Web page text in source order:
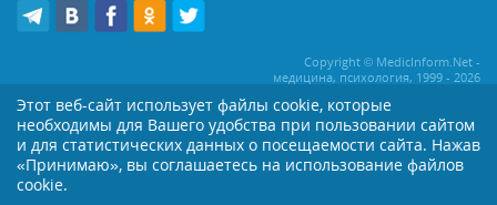
Copyright © MedicInform.Net -
медицина, психология, 1999 - 2026
Копирование или иное распространение статей нашего сайта строго
воспрещается. Копирование раздела "Новости" допускается при наличии
активной открытой для поисковиков ссылки на MedicInform.Net
Материалы на сайте представлены в справочных целях. Редакция не всегда
Этот веб-сайт использует файлы cookie, которые
необходимы для Вашего удобства при пользовании сайтом
и для статистических данных о посещаемости сайта. Нажав
«Принимаю», вы соглашаетесь на использование файлов
cookie.